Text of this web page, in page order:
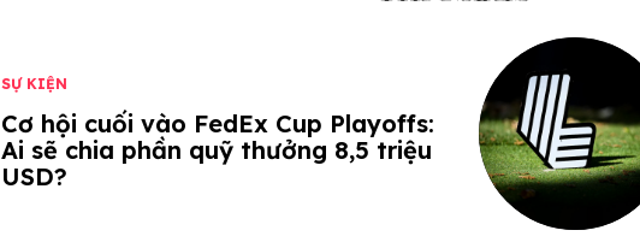
SỰ KIỆN
Cơ hội cuối vào FedEx Cup Playoffs:
Ai sẽ chia phần quỹ thưởng 8,5 triệu
USD?